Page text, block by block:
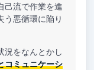
己流で作業を進
う悪循環に陥り
況をなんとかし
コミュニケーシ